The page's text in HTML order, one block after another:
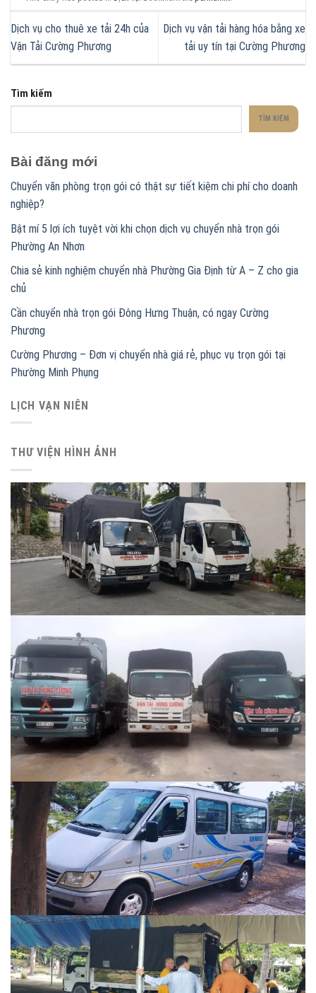
Dịch vụ cho thuê xe tải 24h của
Vận Tải Cường Phương
Dịch vụ vận tải hàng hóa bằng xe
tải uy tín tại Cường Phương
Tìm kiếm
TÌM KIẾM
Bài đăng mới
Chuyển văn phòng trọn gói có thật sự tiết kiệm chi phí cho doanh
nghiệp?
Bật mí 5 lợi ích tuyệt vời khi chọn dịch vụ chuyển nhà trọn gói
Phường An Nhơn
Chia sẻ kinh nghiệm chuyển nhà Phường Gia Định từ A – Z cho gia
chủ
Cần chuyển nhà trọn gói Đông Hưng Thuận, có ngay Cường
Phương
Cường Phương – Đơn vị chuyển nhà giá rẻ, phục vụ trọn gói tại
Phường Minh Phụng
LỊCH VẠN NIÊN
THƯ VIỆN HÌNH ẢNH